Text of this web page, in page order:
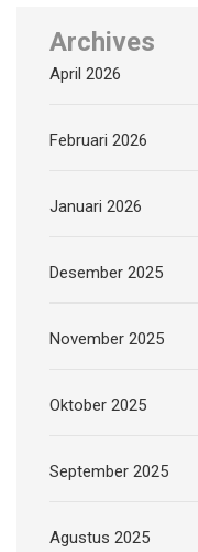
Archives
April 2026
Februari 2026
Januari 2026
Desember 2025
November 2025
Oktober 2025
September 2025
Agustus 2025